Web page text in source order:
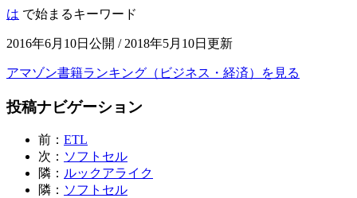
は で始まるキーワード
2016年6月10日公開 / 2018年5月10日更新
アマゾン書籍ランキング（ビジネス・経済）を見る
投稿ナビゲーション
前： ETL
次： ソフトセル
隣： ルックアライク
隣： ソフトセル